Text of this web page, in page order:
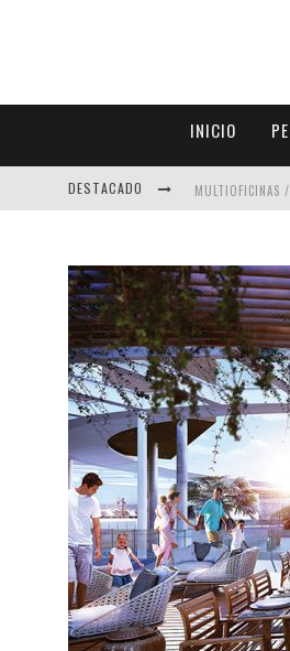
INICIO
DESTACADO MULTIOFICINAS
COLINEAL –
ADRIANA